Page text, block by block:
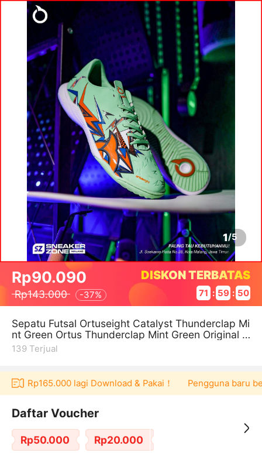
1/5
Rp90.090
Rp143.000 -37%
DISKON TERBATAS
71 : 59 : 50
Sepatu Futsal Ortuseight Catalyst Thunderclap Mi
nt Green Ortus Thunderclap Mint Green Original B
rand Best Seller Termura
139 Terjual
Rp165.000 lagi Download & Pakai！ Pengguna baru
Daftar Voucher
Rp50.000 Rp20.000